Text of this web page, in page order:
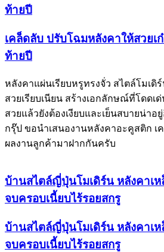
ท้ายปี
เคล็ดลับ ปรับโฉมหลังคาให้สวยเ
ท้ายปี
หลังคาแผ่นเรียบหรูทรงจั่ว สไตล์โมเดิ
สวยเรียบเนียน สร้างเอกลักษณ์ที่โดดเ
สวยแล้วยังต้องเงียบและเย็นสบายน่าอ
กรุ๊ป ขอนำเสนองานหลังคาอะคูสติก เ
ผลงานลูกค้ามาฝากกันครับ
บ้านสไตล์ญี่ปุ่นโมเดิร์น หลังคาเห
จบครอบเนี้ยบไร้รอยสกรู
บ้านสไตล์ญี่ปุ่นโมเดิร์น หลังคาเห
จบครอบเนี้ยบไร้รอยสกรู